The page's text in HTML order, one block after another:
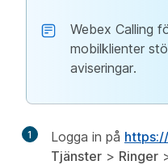
Webex Calling
mobilklienter
aviseringar.
1 Logga in på
Tjänster > Ringer